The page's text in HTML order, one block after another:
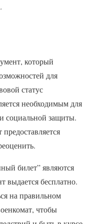
который
для
статус
необходимым для
социальной защиты.
билет” являются
выдается бесплатно.
на правильном
чтобы